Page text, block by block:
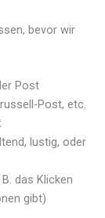
bevor wir
Post
Post, etc.
lustig, oder
das Klicken
gibt)